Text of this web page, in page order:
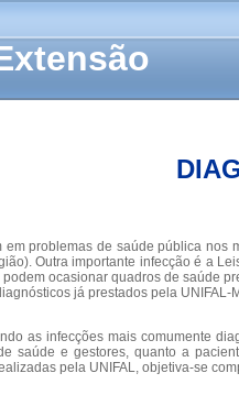
problemas de saúde pública
Outra importante infecção é a
ocasionar quadros de saúde
já prestados pela
as infecções mais comumente
saúde e gestores, quanto a
pela UNIFAL, objetiva-se